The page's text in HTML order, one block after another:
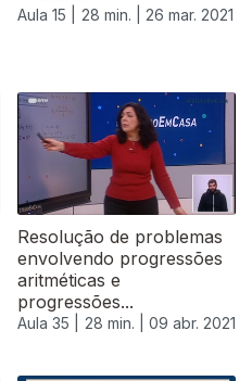
Aula 15 | 28 min. | 26 mar. 2021
Resolução de problemas
envolvendo progressões
aritméticas e
progressões...
Aula 35 | 28 min. | 09 abr. 2021